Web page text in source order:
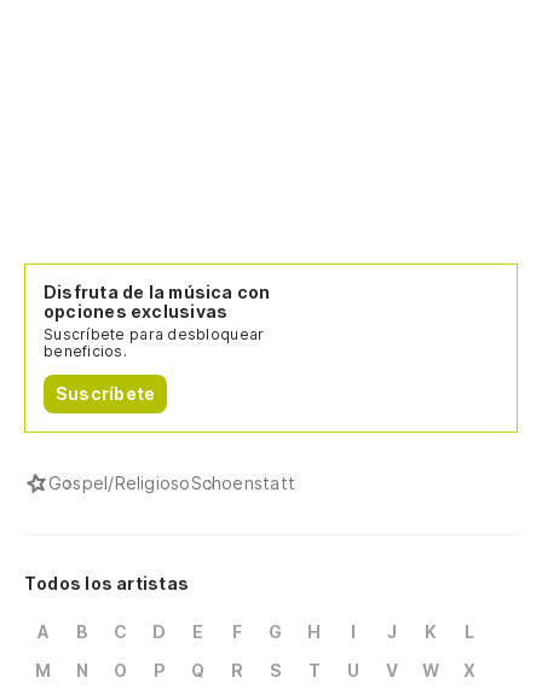
Disfruta de la música con
opciones exclusivas
Suscríbete para desbloquear
beneficios.
Suscríbete
Gospel/ReligiosoSchoenstatt
Todos los artistas
A B C D E F G H I J K
L
M
N O P Q R S T U V W
X